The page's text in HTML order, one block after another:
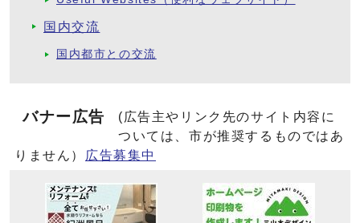
国内交流
国内都市との交流
バナー広告
(広告主やリンク先のサイト内容に
ついては、市が推奨するものではあ
りません）
広告募集中